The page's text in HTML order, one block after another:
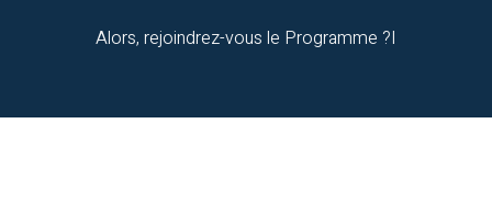
Alors, rejoindrez-vous le Programme ?I